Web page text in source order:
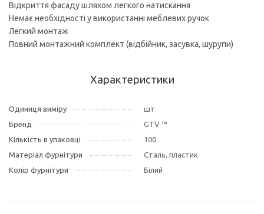
Відкриття фасаду шляхом легкого натискання
Немає необхідності у використанні меблевих ручок
Легкий монтаж
Повний монтажний комплект (відбійник, засувка, шурупи)
Характеристики
Одиниця виміру
шт
Бренд
GTV ™
Кількість в упаковці
100
Матеріал фурнітури
Сталь, пластик
Колір фурнітури
Білий